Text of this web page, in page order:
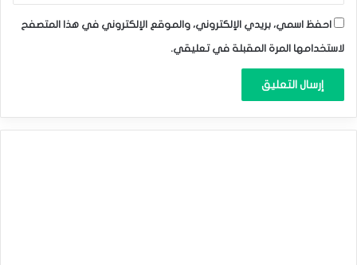
احفظ اسمي، بريدي الإلكتروني، والموقع الإلكتروني في هذا المتصفح
لاستخدامها المرة المقبلة في تعليقي.